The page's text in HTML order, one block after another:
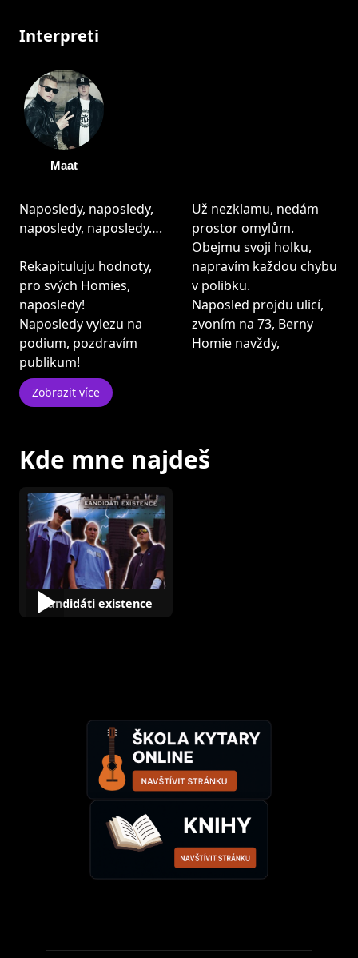
Interpreti
Maat
Naposledy, naposledy,
naposledy, naposledy….
Rekapituluju hodnoty,
pro svých Homies,
naposledy!
Naposledy vylezu na
podium, pozdravím
publikum!
Už nezklamu, nedám
prostor omylům.
Obejmu svoji holku,
napravím každou chybu
v polibku.
Naposled projdu ulicí,
zvoním na 73, Berny
Homie navždy,
Zobrazit více
Kde mne najdeš
Kandidáti existence